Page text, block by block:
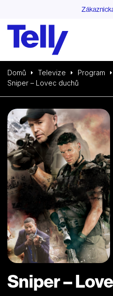
Domů Televize Program
Sniper – Lovec duchů
Sniper –